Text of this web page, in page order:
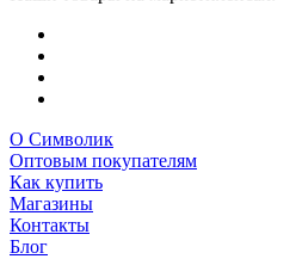
О Символик
Оптовым покупателям
Как купить
Магазины
Контакты
Блог